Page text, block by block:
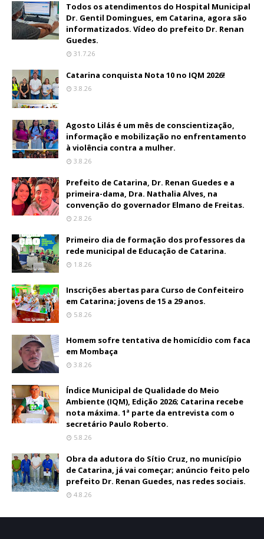
Todos os atendimentos do Hospital Municipal
Dr. Gentil Domingues, em Catarina, agora são
informatizados. Vídeo do prefeito Dr. Renan
Guedes.
31.7.26
Catarina conquista Nota 10 no IQM 2026!
3.8.26
Agosto Lilás é um mês de conscientização,
informação e mobilização no enfrentamento
à violência contra a mulher.
3.8.26
Prefeito de Catarina, Dr. Renan Guedes e a
primeira-dama, Dra. Nathalia Alves, na
convenção do governador Elmano de Freitas.
2.8.26
Primeiro dia de formação dos professores da
rede municipal de Educação de Catarina.
1.8.26
Inscrições abertas para Curso de Confeiteiro
em Catarina; jovens de 15 a 29 anos.
5.8.26
Homem sofre tentativa de homicídio com faca
em Mombaça
3.8.26
Índice Municipal de Qualidade do Meio
Ambiente (IQM), Edição 2026; Catarina recebe
nota máxima. 1ª parte da entrevista com o
secretário Paulo Roberto.
5.8.26
Obra da adutora do Sítio Cruz, no município
de Catarina, já vai começar; anúncio feito pelo
prefeito Dr. Renan Guedes, nas redes sociais.
4.8.26